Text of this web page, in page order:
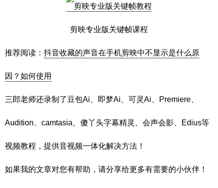
剪映专业版关键帧课程
推荐阅读： 抖音收藏的声音在手机剪映中不显示是什么原
因？如何使用
三郎老师还录制了豆包Ai、即梦Ai、可灵Ai、Premiere、
Audition、camtasia、傻丫头字幕精灵、会声会影、Edius等
视频教程，提供音视频一体化解决方法！
如果我的文章对您有帮助，请分享给更多有需要的小伙伴！